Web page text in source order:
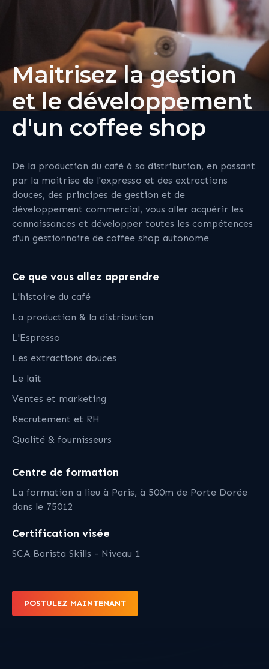
Maitrisez la gestion
et le développement
d'un coffee shop
De la production du café à sa distribution, en passant
par la maitrise de l'expresso et des extractions
douces, des principes de gestion et de
développement commercial, vous aller acquérir les
connaissances et développer toutes les compétences
d'un gestionnaire de coffee shop autonome
Ce que vous allez apprendre
L'histoire du café
La production & la distribution
L'Espresso
Les extractions douces
Le lait
Ventes et marketing
Recrutement et RH
Qualité & fournisseurs
Centre de formation
La formation a lieu à Paris, à 500m de Porte Dorée
dans le 75012
Certification visée
SCA Barista Skills - Niveau 1
POSTULEZ MAINTENANT